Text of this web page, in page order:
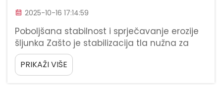
2025-10-16 17:14:59
Poboljšana stabilnost i sprječavanje erozije
šljunka Zašto je stabilizacija tla nužna za
šljunčane prilazne puteve Šljunčane
površine koje nisu stabilizirane obično izgube
oko 35% svojeg materijala svake godine
PRIKAŽI VIŠE